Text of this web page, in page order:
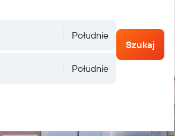
Południe
Południe
Szukaj